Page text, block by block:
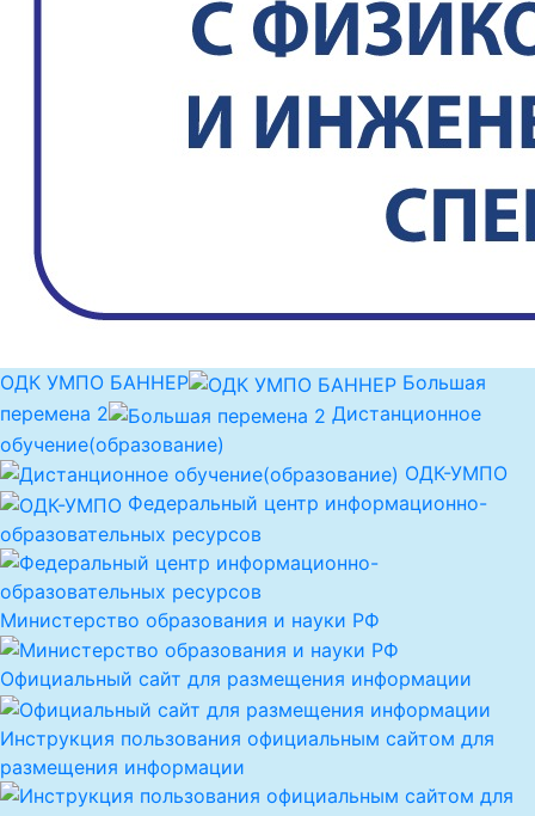
ОДК УМПО БАННЕР
Большая
перемена 2
Дистанционное
обучение(образование)
ОДК-УМПО
Федеральный центр информационно-
образовательных ресурсов
Министерство образования и науки РФ
Официальный сайт для размещения информации
Инструкция пользования официальным сайтом для
размещения информации